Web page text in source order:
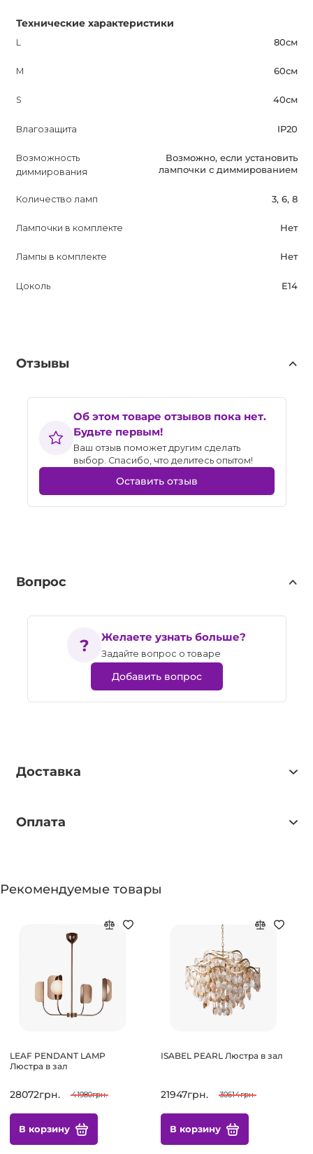
Технические характеристики
L 80см
M 60см
S 40см
Влагозащита IP20
Возможность
диммирования
Возможно, если установить
лампочки с диммированием
Количество ламп 3, 6, 8
Лампочки в комплекте Нет
Лампы в комплекте Нет
Цоколь E14
Отзывы
Об этом товаре отзывов пока нет.
Будьте первым!
Ваш отзыв поможет другим сделать
выбор. Спасибо, что делитесь опытом!
Оставить отзыв
Вопрос
Желаете узнать больше?
Задайте вопрос о товаре
Добавить вопрос
Доставка
Оплата
Рекомендуемые товары
LEAF PENDANT LAMP
Люстра в зал
28072грн. 41980грн.
В корзину
ISABEL PEARL Люстра в зал
21947грн. 30614грн.
В корзину